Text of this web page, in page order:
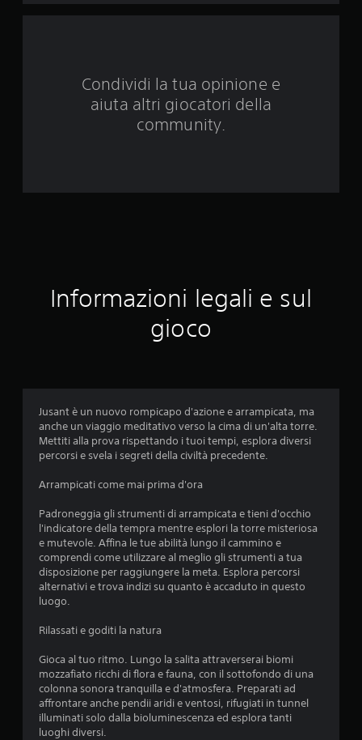
l
a
z
i
n
Condividi la tua opinione e
aiuta altri giocatori della
community.
Informazioni legali e sul
gioco
Jusant è un nuovo rompicapo d'azione e arrampicata, ma
anche un viaggio meditativo verso la cima di un'alta torre.
Mettiti alla prova rispettando i tuoi tempi, esplora diversi
percorsi e svela i segreti della civiltà precedente.
Arrampicati come mai prima d'ora
Padroneggia gli strumenti di arrampicata e tieni d'occhio
l'indicatore della tempra mentre esplori la torre misteriosa
e mutevole. Affina le tue abilità lungo il cammino e
comprendi come utilizzare al meglio gli strumenti a tua
disposizione per raggiungere la meta. Esplora percorsi
alternativi e trova indizi su quanto è accaduto in questo
luogo.
Rilassati e goditi la natura
Gioca al tuo ritmo. Lungo la salita attraverserai biomi
mozzafiato ricchi di flora e fauna, con il sottofondo di una
colonna sonora tranquilla e d'atmosfera. Preparati ad
affrontare anche pendii aridi e ventosi, rifugiati in tunnel
illuminati solo dalla bioluminescenza ed esplora tanti
luoghi diversi.